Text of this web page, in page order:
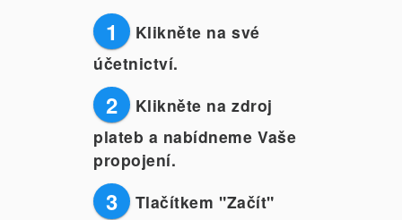
1
Klikněte na své
účetnictví.
2
Klikněte na zdroj
plateb a nabídneme Vaše
propojení.
3
Tlačítkem "Začít"